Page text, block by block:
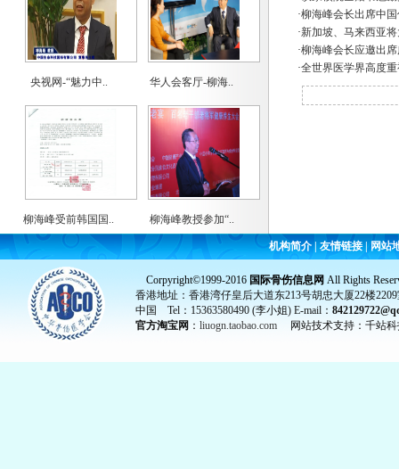
央视网-“魅力中.. 华人会客厅-柳海..
柳海峰受前韩国国.. 柳海峰教授参加“..
·柳海峰会长出席中
·新加坡、马来西亚
·柳海峰会长应邀出
·全世界医学界高度
机构简介| 友情链接 |网站
Corpyright©1999-2016 国际骨伤信息网 All Rights
香港地址：香港湾仔皇后大道东213号胡忠大厦22楼
中国 Tel：15363580490 (李小姐) E-mail：
官方淘宝网 ： liuogn.taobao.com 网站技术支持：千站科